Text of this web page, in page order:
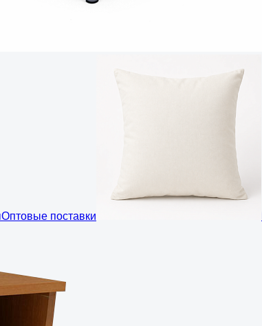
Оптовые поставки